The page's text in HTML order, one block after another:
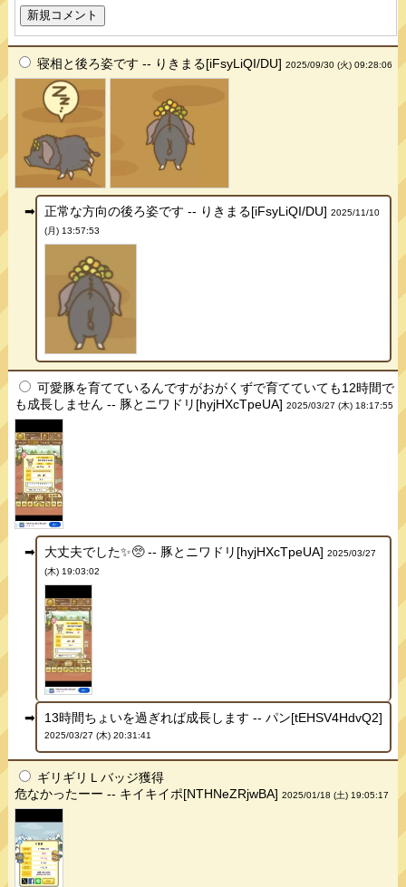
寝相と後ろ姿です -- りきまる[iFsyLiQI/DU]2025/09/30 (火) 09:28:06
正常な方向の後ろ姿です -- りきまる[iFsyLiQI/DU] 2025/11/10
(月) 13:57:53
可愛豚を育てているんですがおがくずで育てていても12時間で
も成長しません -- 豚とニワドリ[hyjHXcTpeUA]2025/03/27 (木) 18:17:55
大丈夫でした✨🥺 -- 豚とニワドリ[hyjHXcTpeUA] 2025/03/27
(木) 19:03:02
13時間ちょいを過ぎれば成長します -- パン[tEHSV4HdvQ2]
2025/03/27 (木) 20:31:41
ギリギリＬバッジ獲得
危なかったーー -- キイキイポ[NTHNeZRjwBA]2025/01/18 (土) 19:05:17